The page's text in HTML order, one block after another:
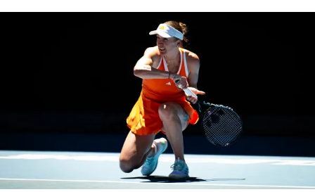
КІБЕРСПОРТ
БУКМЕКЕРИ